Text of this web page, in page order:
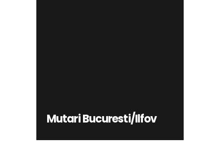
Mutari Bucuresti/Ilfov